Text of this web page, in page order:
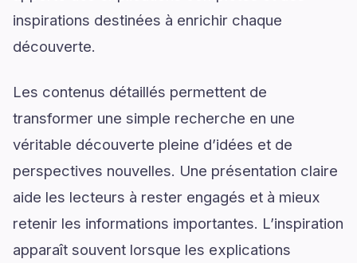
inspirations destinées à enrichir chaque
découverte.
Les contenus détaillés permettent de
transformer une simple recherche en une
véritable découverte pleine d’idées et de
perspectives nouvelles. Une présentation claire
aide les lecteurs à rester engagés et à mieux
retenir les informations importantes. L’inspiration
apparaît souvent lorsque les explications